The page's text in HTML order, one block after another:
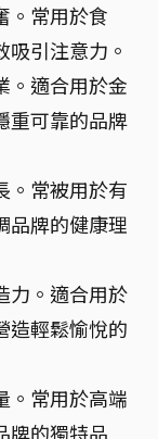
。常用於食
引注意力。
。適合用於金
重可靠的品牌
。常被用於有
品牌的健康理
力。適合用於
造輕鬆愉悅的
。常用於高端
牌的獨特品